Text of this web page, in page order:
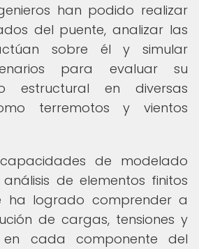
han podido realizar
del puente, analizar las
sobre él y simular
para evaluar su
estructural en diversas
terremotos y vientos
de modelado
de elementos finitos
ha logrado comprender a
de cargas, tensiones y
en cada componente del